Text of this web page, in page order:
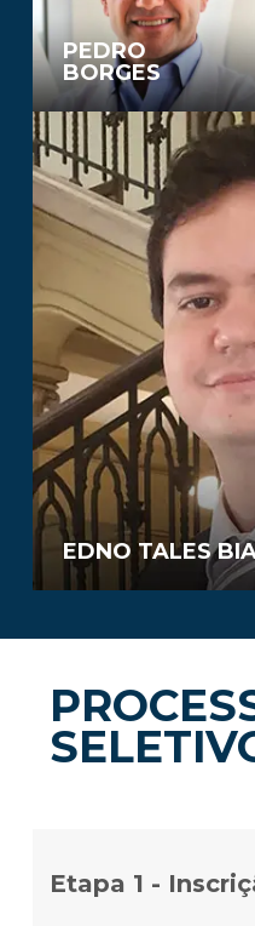
PEDRO
BORGES
EDNO TALES
Etapa 1 -